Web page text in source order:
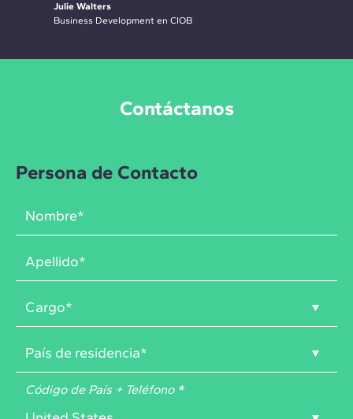
Julie Walters
Business Development en CIOB
Contáctanos
Persona de Contacto
Código de País + Teléfono *